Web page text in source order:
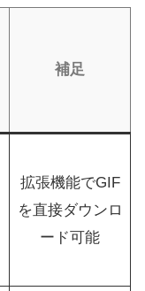
補足
拡張機能でGIF
を直接ダウンロ
ード可能